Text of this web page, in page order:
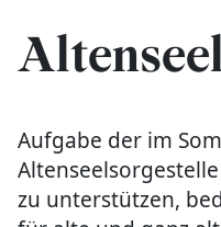
Aufgabe der im
zu unterstützen,